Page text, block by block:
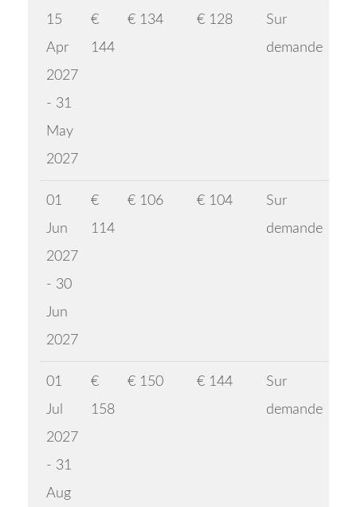
15
Apr
2027
- 31
May
2027
€
144
€ 134 € 128
Sur
demande
01
Jun
2027
- 30
Jun
2027
€
114
€ 106 € 104
Sur
demande
01
Jul
2027
- 31
Aug
€
158
€ 150 € 144
Sur
demande